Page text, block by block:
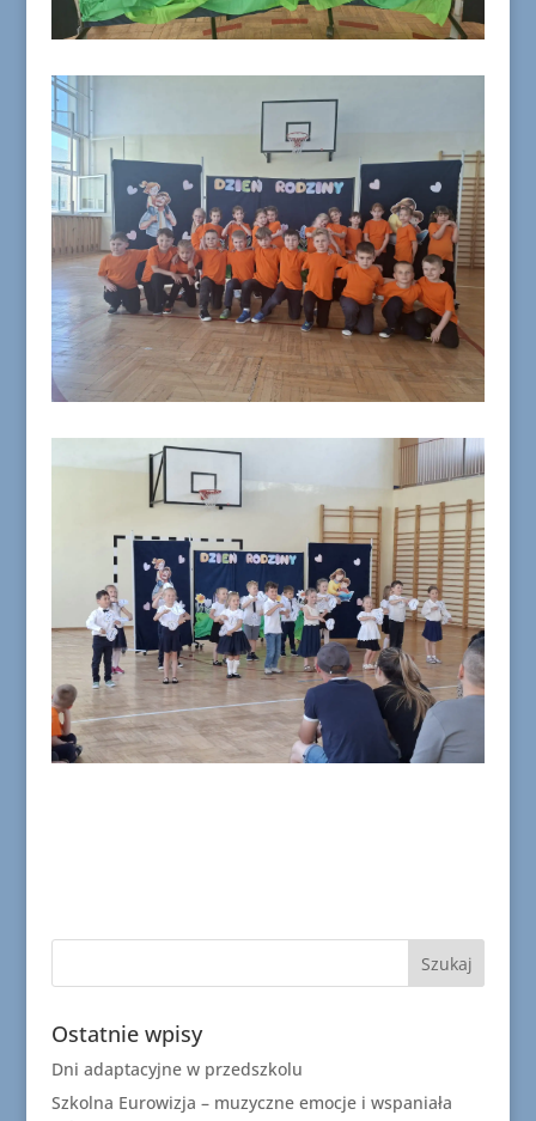
Ostatnie wpisy
Dni adaptacyjne w przedszkolu
Szkolna Eurowizja – muzyczne emocje i wspaniała